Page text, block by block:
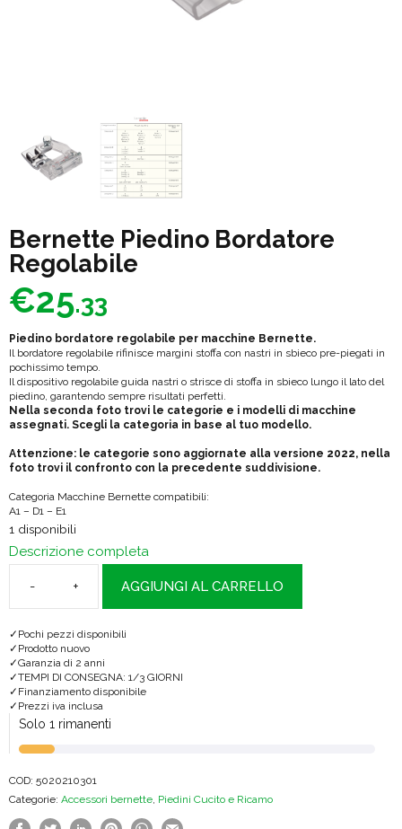
Bernette Piedino Bordatore
Regolabile
€25.33
Piedino bordatore regolabile per macchine Bernette.
Il bordatore regolabile rifinisce margini stoffa con nastri in sbieco pre-piegati in
pochissimo tempo.
Il dispositivo regolabile guida nastri o strisce di stoffa in sbieco lungo il lato del
piedino, garantendo sempre risultati perfetti.
Nella seconda foto trovi le categorie e i modelli di macchine
assegnati. Scegli la categoria in base al tuo modello.
Attenzione: le categorie sono aggiornate alla versione 2022, nella
foto trovi il confronto con la precedente suddivisione.
Categoria Macchine Bernette compatibili:
A1 – D1 – E1
1 disponibili
Descrizione completa
Regolabile
quantità
AGGIUNGI AL CARRELLO
Pochi pezzi disponibili
Prodotto nuovo
Garanzia di 2 anni
TEMPI DI CONSEGNA: 1/3 GIORNI
Finanziamento disponibile
Prezzi iva inclusa
Solo 1 rimanenti
COD: 5020210301
Categorie: Accessori bernette, Piedini Cucito e Ricamo